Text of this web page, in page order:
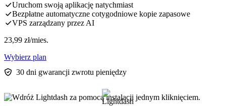
Uruchom swoją aplikację natychmiast
Bezpłatne automatyczne cotygodniowe kopie zapasowe
VPS zarządzany przez AI
23,99 zł/mies.
Wybierz plan
30 dni gwarancji zwrotu pieniędzy